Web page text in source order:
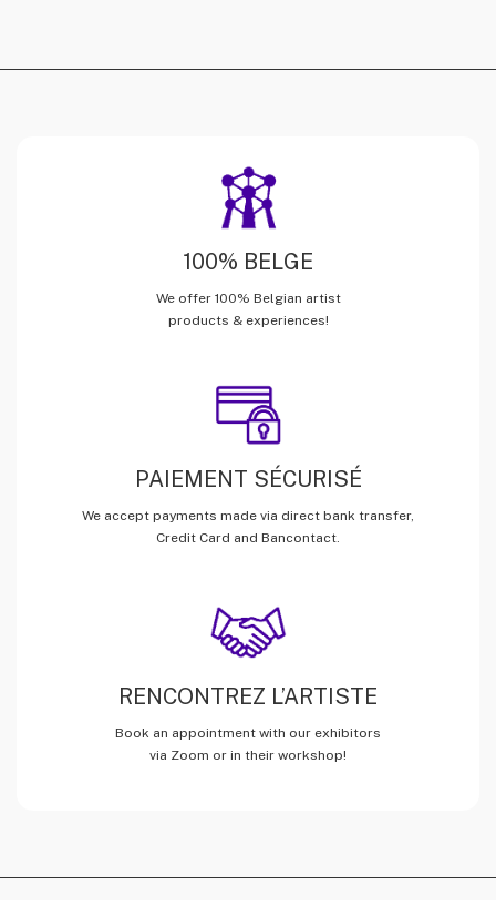
100% BELGE
We offer 100% Belgian artist
products & experiences!
PAIEMENT SÉCURISÉ
We accept payments made via direct bank transfer,
Credit Card and Bancontact.
RENCONTREZ L’ARTISTE
Book an appointment with our exhibitors
via Zoom or in their workshop!